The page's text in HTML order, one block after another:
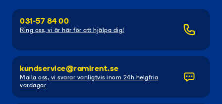
031-57 84 00
Ring oss, vi är här för att hjälpa dig!
kundservice@ramirent.se
Maila oss, vi svarar vanligtvis inom 24h helgfria
vardagar